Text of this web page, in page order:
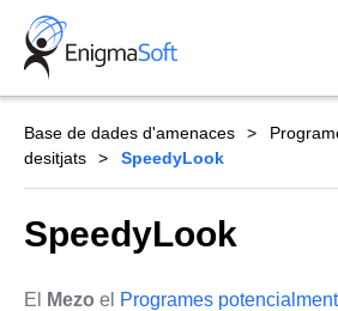
Skip
content
Base de dades d'amenaces
desitjats
SpeedyLook
SpeedyLook
El Mezo el Programes